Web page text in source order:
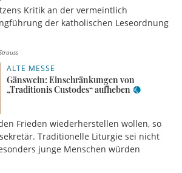
Kritik an der vermeintlich
der katholischen Leseordnung
ALTE MESSE
Gänswein: Einschränkungen von
„Traditionis Custodes“ aufheben
Frieden wiederherstellen wollen, so
Traditionelle Liturgie sei nicht
junge Menschen würden